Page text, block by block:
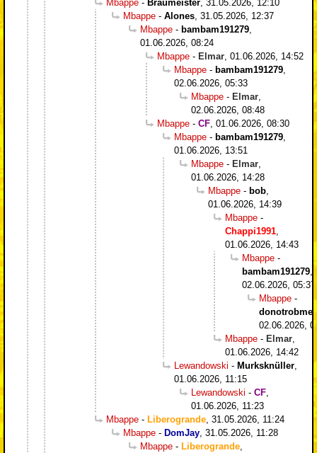
Mbappe - Braumeister 31.05.2026, 12:10
Mbappe - Alones 31.05.2026, 12:37
Mbappe - bambam191279
01.06.2026, 08:24
Mbappe - Elmar 01.06.2026, 14:52
Mbappe - bambam191279
02.06.2026, 05:33
Mbappe - Elmar
02.06.2026, 08:48
Mbappe - CF 01.06.2026, 08:30
Mbappe - bambam191279
01.06.2026, 13:51
Mbappe - Elmar
01.06.2026, 14:28
Mbappe - bob
01.06.2026, 14:39
Mbappe -
Chappi1991
01.06.2026, 14:43
Mbappe -
bambam191279
02.06.2026, 05:37
Mbappe -
donotrobme,
02.06.2026,
Mbappe - Elmar
01.06.2026, 14:42
Lewandowski - Murksknüller
01.06.2026, 11:15
Lewandowski - CF
01.06.2026, 11:23
Mbappe - Liberogrande 31.05.2026, 11:24
Mbappe - DomJay 31.05.2026, 11:28
Mbappe - Liberogrande